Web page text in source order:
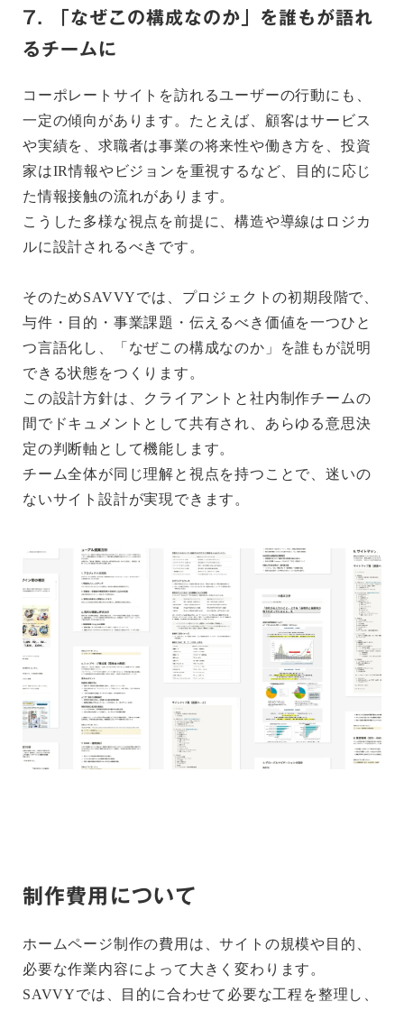
7. 「なぜこの構成なのか」を誰もが語れ
るチームに
コーポレートサイトを訪れるユーザーの行動にも、
一定の傾向があります。たとえば、顧客はサービス
や実績を、求職者は事業の将来性や働き方を、投資
家はIR情報やビジョンを重視するなど、目的に応じ
た情報接触の流れがあります。
こうした多様な視点を前提に、構造や導線はロジカ
ルに設計されるべきです。
そのためSAVVYでは、プロジェクトの初期段階で、
与件・目的・事業課題・伝えるべき価値を一つひと
つ言語化し、「なぜこの構成なのか」を誰もが説明
できる状態をつくります。
この設計方針は、クライアントと社内制作チームの
間でドキュメントとして共有され、あらゆる意思決
定の判断軸として機能します。
チーム全体が同じ理解と視点を持つことで、迷いの
ないサイト設計が実現できます。
制作費用について
ホームページ制作の費用は、サイトの規模や目的、
必要な作業内容によって大きく変わります。
SAVVYでは、目的に合わせて必要な工程を整理し、